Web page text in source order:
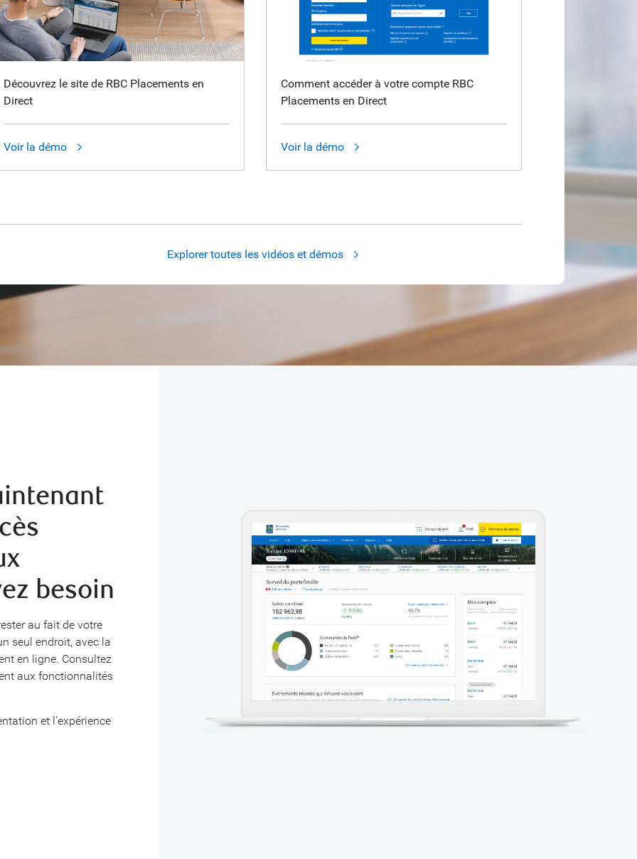
Découvrez le site de RBC Placements en
Direct
Voir la démo
Comment accéder à votre compte RBC
Placements en Direct
Voir la démo
Explorer toutes les vidéos et démos
besoin
au fait de votre
seul endroit, avec la
en ligne. Consultez
aux fonctionnalités
et l’expérience